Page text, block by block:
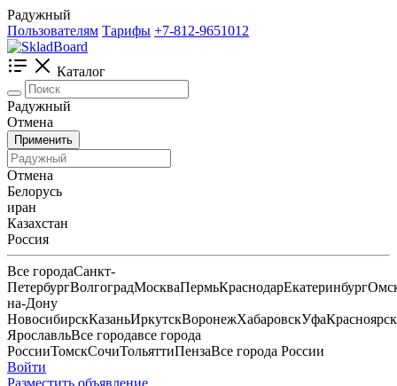
Радужный
Пользователям Тарифы +7-812-9651012
Каталог
Радужный
Отмена
Применить
Отмена
Белорусь
иран
Казахстан
Россия
Все городаСанкт-
ПетербургВолгоградМоскваПермьКраснодарЕкатеринбург
на-Дону
НовосибирскКазаньИркутскВоронежХабаровскУфаКрасноярск
ЯрославльВсе городавсе города
РоссииТомскСочиТольяттиПензаВсе города России
Войти
Разместить объявление